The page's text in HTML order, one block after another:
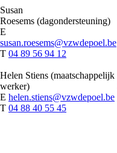
Susan
Roesems (dagondersteuning)
E
susan.roesems@vzwdepoel.be
T 04 89 56 94 12
Helen Stiens (maatschappelijk
werker)
E helen.stiens@vzwdepoel.be
T 04 88 40 55 45